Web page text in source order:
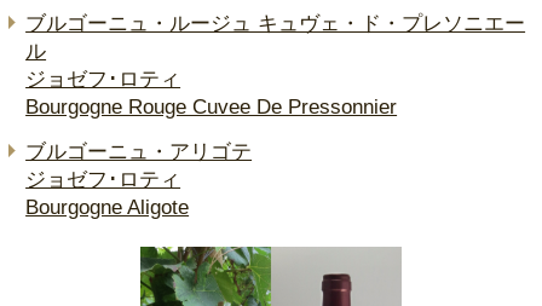
ブルゴーニュ・ルージュ キュヴェ・ド・プレソニエー
ル
ジョゼフ･ロティ
Bourgogne Rouge Cuvee De Pressonnier
ブルゴーニュ・アリゴテ
ジョゼフ･ロティ
Bourgogne Aligote